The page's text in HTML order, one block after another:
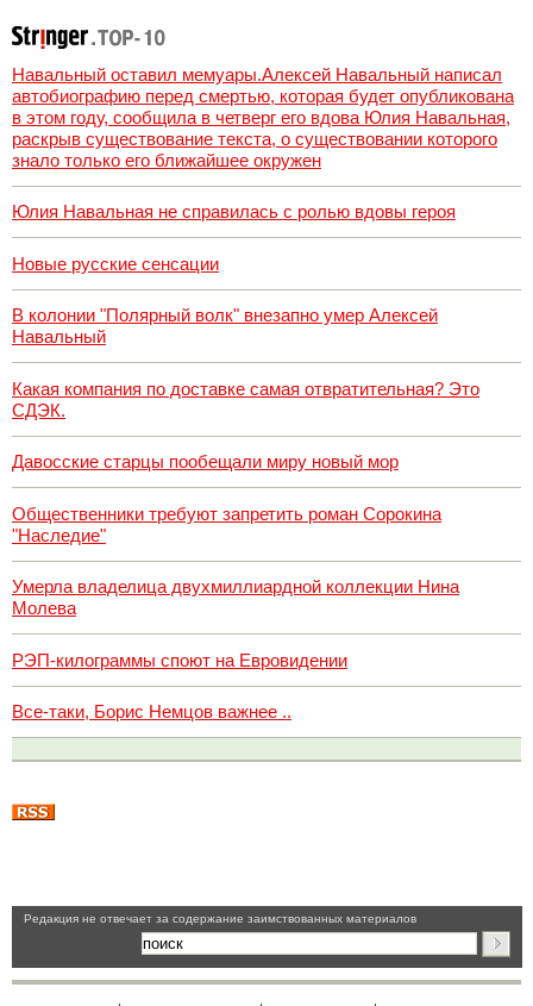
Навальный оставил мемуары.Алексей Навальный написал
автобиографию перед смертью, которая будет опубликована
в этом году, сообщила в четверг его вдова Юлия Навальная,
раскрыв существование текста, о существовании которого
знало только его ближайшее окружен
Юлия Навальная не справилась с ролью вдовы героя
Новые русские сенсации
В колонии "Полярный волк" внезапно умер Алексей
Навальный
Какая компания по доставке самая отвратительная? Это
СДЭК.
Давосские старцы пообещали миру новый мор
Общественники требуют запретить роман Сорокина
"Наследие"
Умерла владелица двухмиллиардной коллекции Нина
Молева
РЭП-килограммы споют на Евровидении
Все-таки, Борис Немцов важнее ..
Pедакция не отвечает за содержание заимствованных материалов